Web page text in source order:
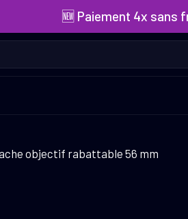
🆕 Paiement 4x sans
objectif rabattable 56 mm